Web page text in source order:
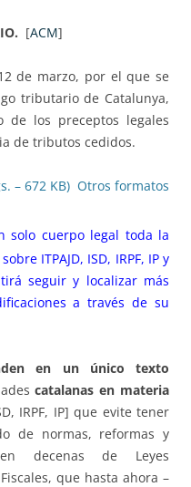
[ACM]
de marzo, por el que se
tributario de Catalunya,
los preceptos legales
de tributos cedidos.
– 672 KB) Otros formatos
solo cuerpo legal toda la
ITPAJD, ISD, IRPF, IP y
seguir y localizar más
a través de su
en un único texto
catalanas en materia
IRPF, IP] que evite tener
de normas, reformas y
en decenas de Leyes
que hasta ahora –